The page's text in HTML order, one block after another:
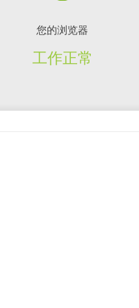
您的浏览器
工作正常